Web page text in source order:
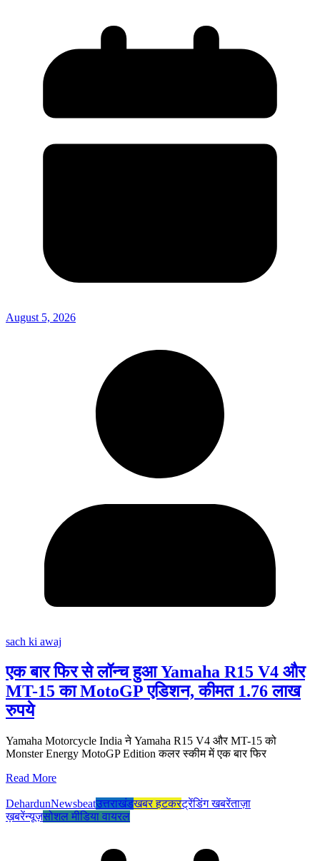
August 5, 2026
sach ki awaj
एक बार फिर से लॉन्च हुआ Yamaha R15 V4 और
MT-15 का MotoGP एडिशन, कीमत 1.76 लाख
रुपये
Yamaha Motorcycle India ने Yamaha R15 V4 और MT-15 को
Monster Energy MotoGP Edition कलर स्कीम में एक बार फिर
Read More
DehardunNewsbeatउत्तराखंडखबर हटकरट्रेंडिंग खबरेंताज़ा
ख़बरेंन्यूज़सोशल मीडिया वायरल